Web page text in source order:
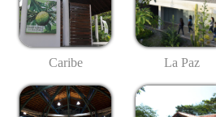
Caribe La Paz